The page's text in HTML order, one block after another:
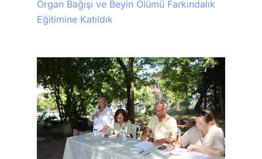
Organ Bağışı ve Beyin Ölümü Farkındalık
Eğitimine Katıldık